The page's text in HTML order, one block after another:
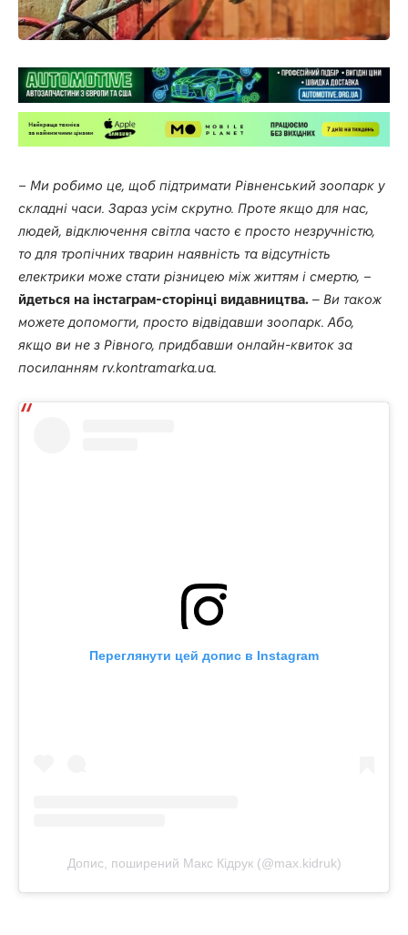
– Ми робимо це, щоб підтримати Рівненський зоопарк у
складні часи. Зараз усім скрутно. Проте якщо для нас,
людей, відключення світла часто є просто незручністю,
то для тропічних тварин наявність та відсутність
електрики може стати різницею між життям і смертю, –
йдеться на інстаграм-сторінці видавництва. – Ви також
можете допомогти, просто відвідавши зоопарк. Або,
якщо ви не з Рівного, придбавши онлайн-квиток за
посиланням rv.kontramarka.ua.
Переглянути цей допис в Instagram
Допис, поширений Макс Кідрук (@max.kidruk)